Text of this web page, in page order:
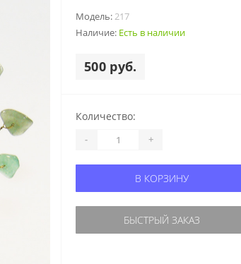
Модель: 217
Наличие: Есть в наличии
500 руб.
Количество:
- +
В КОРЗИНУ
БЫСТРЫЙ ЗАКАЗ